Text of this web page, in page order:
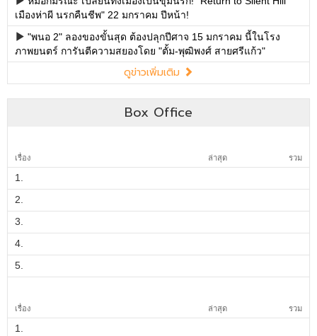
เมืองห่าผี นรกคืนชีพ" 22 มกราคม ปีหน้า!
"พนอ 2" ลองของขั้นสุด ต้องปลุกปีศาจ 15 มกราคม นี้ในโรง
ภาพยนตร์ การันตีความสยองโดย "ตั้ม-พุฒิพงศ์ สายศรีแก้ว"
ดูข่าวเพิ่มเติม
Box Office
เรื่อง ล่าสุด รวม
1.
2.
3.
4.
5.
เรื่อง ล่าสุด รวม
1.